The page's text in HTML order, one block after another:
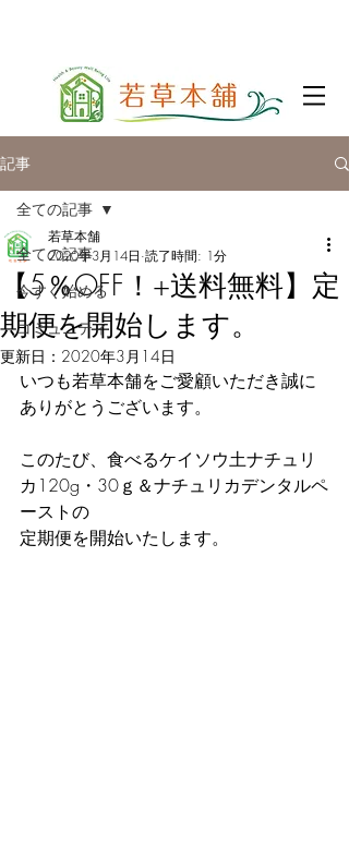
記事
全ての記事
今すぐ始める
コミュニティ
全ての記事
【5％OFF！+送料無料】定
期便を開始します。
若草本舗
2020年3月14日 読了時間: 1分
更新日： 2020年3月14日
いつも若草本舗をご愛顧いただき誠に
ありがとうございます。
このたび、食べるケイソウ土ナチュリ
カ120g・30ｇ＆ナチュリカデンタルペ
ーストの
定期便を開始いたします。